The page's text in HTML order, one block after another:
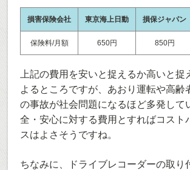
損害保険会社 東京海上日動 損保ジャパン
保険料/月額 650円 850円
上記の費用を安いと捉えるか高いと捉
よるところですが、あおり運転や高齢
の事故が社会問題になるほど多発して
全・安心に対する費用とすればコスト
スはよさそうですね。
ちなみに、ドライブレコーダーの取り